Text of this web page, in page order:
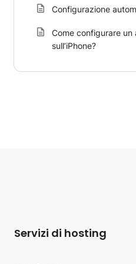
Configurazione
Come configurare un
sull’iPhone?
Servizi di hosting